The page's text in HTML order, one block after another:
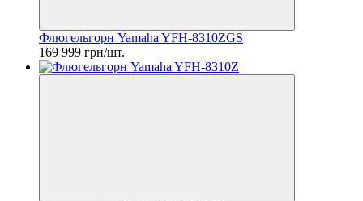
Флюгельгорн Yamaha YFH-8310ZGS
169 999 грн/шт.